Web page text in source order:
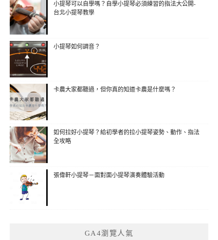
小提琴可以自學嗎？自學小提琴必須練習的指法大公開-
台北小提琴教學
小提琴如何調音？
卡農大家都聽過，但你真的知道卡農是什麼嗎？
如何拉好小提琴？給初學者的拉小提琴姿勢、動作、指法
全攻略
張偉軒小提琴－面對面小提琴演奏體驗活動
GA4瀏覽人氣